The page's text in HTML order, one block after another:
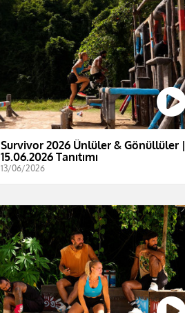
Survivor 2026 Ünlüler & Gönüllüler |
15.06.2026 Tanıtımı
13/06/2026